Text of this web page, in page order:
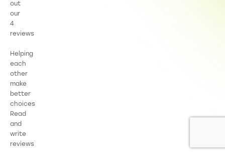
out
our
4
reviews
Helping
each
other
make
better
choices
Read
and
write
reviews